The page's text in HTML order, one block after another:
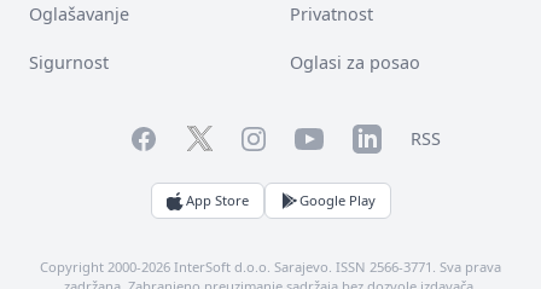
Oglašavanje Privatnost
Sigurnost Oglasi za posao
FacebookTwitterInstagramYouTubeLinkedInRSS
App Store Google Play
Copyright 2000-2026 InterSoft d.o.o. Sarajevo. ISSN 2566-3771. Sva prava